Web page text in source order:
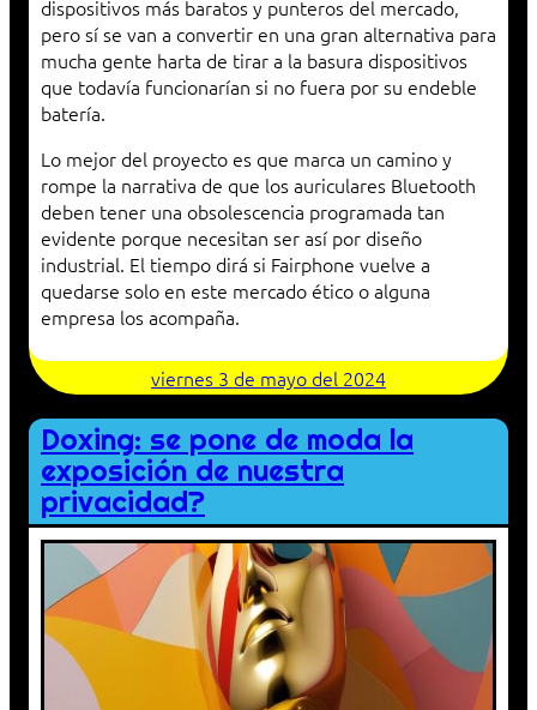
dispositivos más baratos y punteros del mercado,
pero sí se van a convertir en una gran alternativa para
mucha gente harta de tirar a la basura dispositivos
que todavía funcionarían si no fuera por su endeble
batería.
Lo mejor del proyecto es que marca un camino y
rompe la narrativa de que los auriculares Bluetooth
deben tener una obsolescencia programada tan
evidente porque necesitan ser así por diseño
industrial. El tiempo dirá si Fairphone vuelve a
quedarse solo en este mercado ético o alguna
empresa los acompaña.
viernes 3 de mayo del 2024
Doxing: se pone de moda la
exposición de nuestra
privacidad?